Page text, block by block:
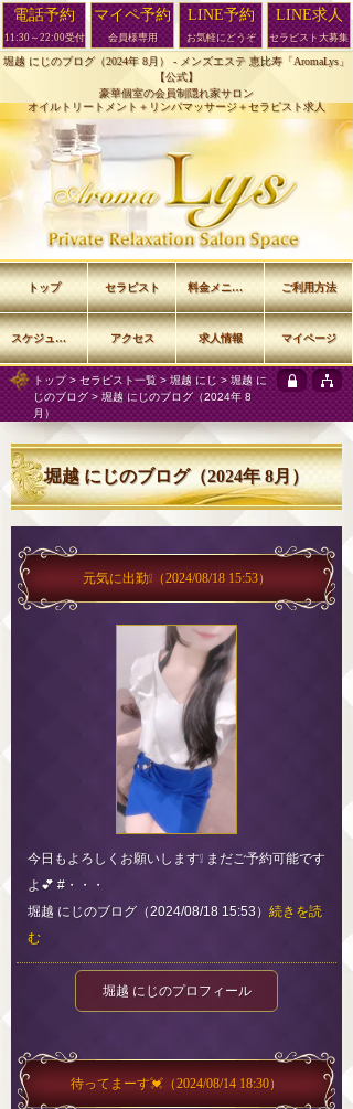
堀越 にじのブログ（2024年 8月） - メンズエステ 恵比寿「AromaLys」
【公式】
豪華個室の会員制隠れ家サロン
オイルトリートメント＋リンパマッサージ＋セラピスト求人
トップ> セラピスト一覧 >堀越 にじ >堀越 に
じのブログ> 堀越 にじのブログ（2024年 8
月）
堀越 にじのブログ（2024年 8月）
元気に出勤❕（2024/08/18 15:53）
今日もよろしくお願いします❕ まだご予約可能です
よ💕 #・・・
堀越 にじのブログ（2024/08/18 15:53） 続きを読
む
堀越 にじのプロフィール
待ってまーす💓 （2024/08/14 18:30）
トップ セラピスト 料金メニュー ご利用方法
スケジュール アクセス 求人情報 マイページ
電話予約
11:30～22:00受付
マイペ予約
会員様専用
LINE予約
お気軽にどうぞ
LINE求人
セラピスト大募集